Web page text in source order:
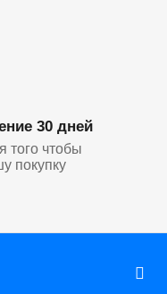
30 дней
того чтобы
покупку